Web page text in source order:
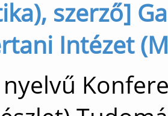
szerző]
Intézet